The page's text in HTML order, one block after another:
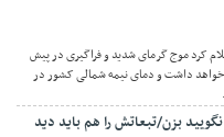
کرد موج گرمای شدید و فراگیری در پیش
نسبی ادامه خواهد داشت و دمای نیمه شمالی کشور در
بزن/تبعاتش را هم باید دید